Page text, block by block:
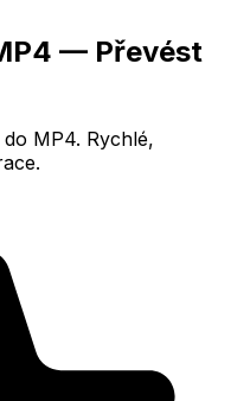
— Převést
MP4. Rychlé,